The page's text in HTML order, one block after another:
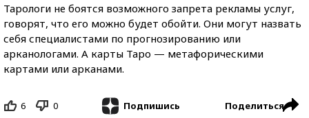
Тарологи не боятся возможного запрета рекламы услуг,
говорят, что его можно будет обойти. Они могут назвать
себя специалистами по прогнозированию или
арканологами. А карты Таро — метафорическими
картами или арканами.
6 0 Подпишись Поделиться